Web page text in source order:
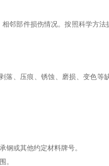
邻部件损伤情况。按照科学方
、压痕、锈蚀、磨损、变色
钢或其他约定材料牌号。
。